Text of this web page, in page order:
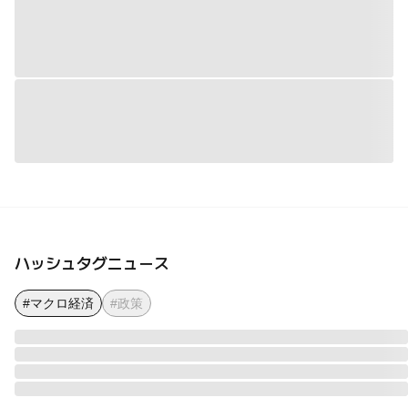
ハッシュタグニュース
#マクロ経済 #政策